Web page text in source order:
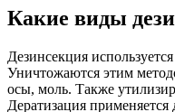
Какие виды
Дезинсекция
Уничтожаются этим
осы, моль. Также
Дератизация